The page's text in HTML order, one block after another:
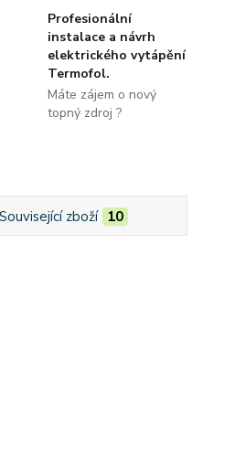
Profesionální
instalace a návrh
elektrického vytápění
Termofol.
Máte zájem o nový
topný zdroj ?
Související zboží 10